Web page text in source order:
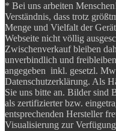
* Bei uns arbeiten
Verständnis, dass trotz
Menge und Vielfalt der
Webseite nicht völlig
Zwischenverkauf bleiben
unverbindlich und
angegeben inkl. gesetzl.
Datenschutzerklärung. Als
Sie uns bitte an. Bilder sind
als zertifizierter bzw.
entsprechenden Hersteller
Visualisierung zur